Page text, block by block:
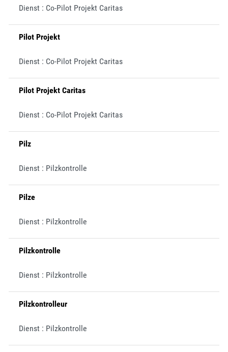
Dienst : Co-Pilot Projekt Caritas
Pilot Projekt
Dienst : Co-Pilot Projekt Caritas
Pilot Projekt Caritas
Dienst : Co-Pilot Projekt Caritas
Pilz
Dienst : Pilzkontrolle
Pilze
Dienst : Pilzkontrolle
Pilzkontrolle
Dienst : Pilzkontrolle
Pilzkontrolleur
Dienst : Pilzkontrolle